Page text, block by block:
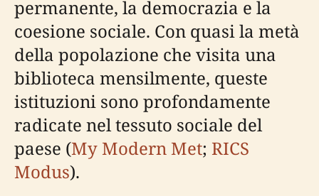
permanente, la democrazia e la
coesione sociale. Con quasi la metà
della popolazione che visita una
biblioteca mensilmente, queste
istituzioni sono profondamente
radicate nel tessuto sociale del
paese (My Modern Met; RICS
Modus).